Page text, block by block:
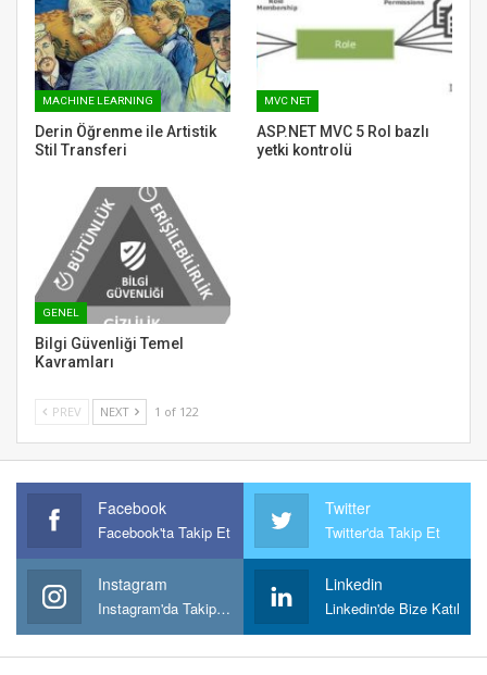
MACHINE LEARNING
Derin Öğrenme ile Artistik
Stil Transferi
MVC NET
ASP.NET MVC 5 Rol bazlı
yetki kontrolü
GENEL
Bilgi Güvenliği Temel
Kavramları
PREV NEXT 1 of 122
Facebook
Facebook'ta Takip Et
Twitter
Twitter'da Takip Et
Instagram
Instagram'da Takipt Et
Linkedin
Linkedin'de Bize Katıl